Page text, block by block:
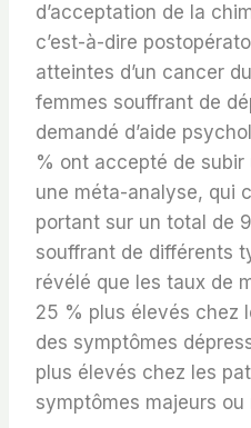
d’acceptation de la
c’est-à-dire
atteintes d’un cancer
femmes souffrant de
demandé d’aide
% ont accepté de
une méta-analyse, qui
portant sur un total de
souffrant de différents
révélé que les taux de
25 % plus élevés chez
des symptômes
plus élevés chez les
symptômes majeurs ou